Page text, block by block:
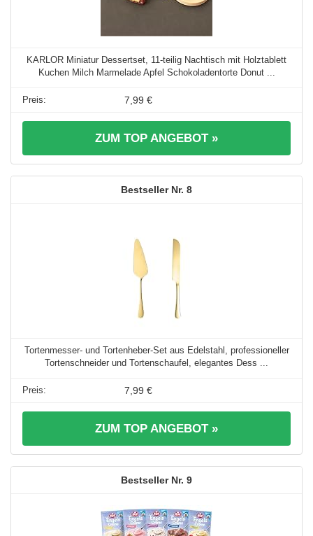
KARLOR Miniatur Dessertset, 11-teilig Nachtisch mit Holztablett
Kuchen Milch Marmelade Apfel Schokoladentorte Donut ...
7,99 €
ZUM TOP ANGEBOT »
8
Tortenmesser- und Tortenheber-Set aus Edelstahl, professioneller
Tortenschneider und Tortenschaufel, elegantes Dess ...
7,99 €
ZUM TOP ANGEBOT »
9